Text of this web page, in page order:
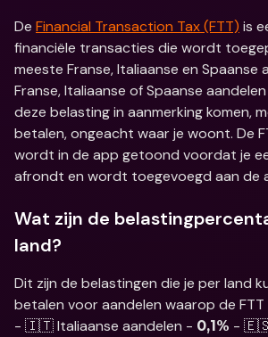
De Financial Transaction Tax (FTT) is
financiële transacties die wordt
meeste Franse, Italiaanse en Spaanse
Franse, Italiaanse of Spaanse
deze belasting in aanmerking komen,
betalen, ongeacht waar je woont. De
wordt in de app getoond voordat je
afrondt en wordt toegevoegd aan de
Wat zijn de
land?
Dit zijn de belastingen die je per land
betalen voor aandelen waarop de
- 🇮🇹 Italiaanse aandelen - 0,1% - 🇪🇸